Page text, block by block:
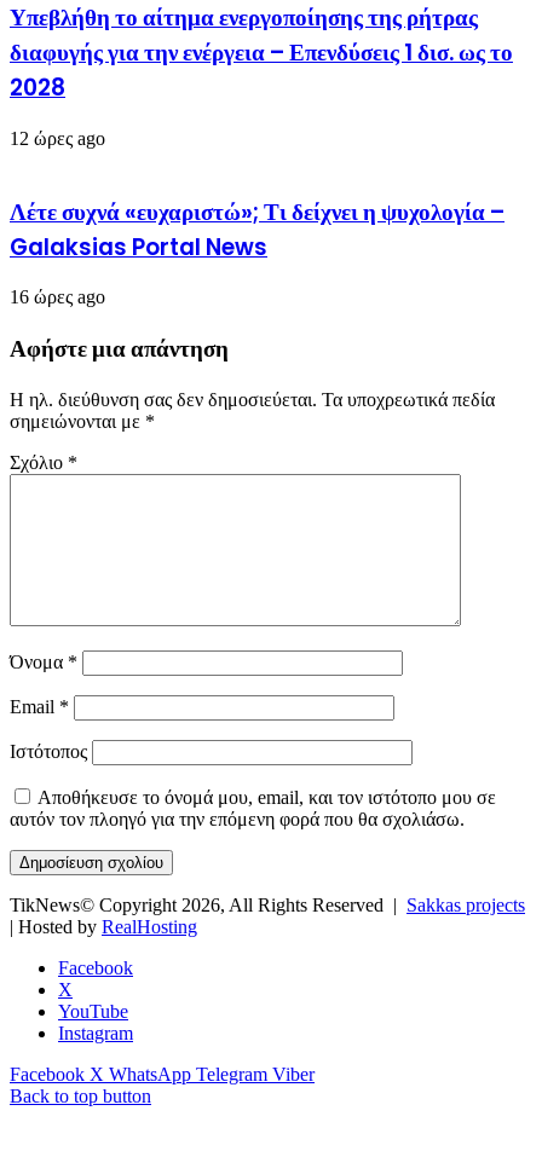
Υπεβλήθη το αίτημα ενεργοποίησης της ρήτρας
διαφυγής για την ενέργεια – Επενδύσεις 1 δισ. ως το
2028
12 ώρες ago
Λέτε συχνά «ευχαριστώ»; Τι δείχνει η ψυχολογία –
Galaksias Portal News
16 ώρες ago
Αφήστε μια απάντηση
Η ηλ. διεύθυνση σας δεν δημοσιεύεται. Τα υποχρεωτικά πεδία
σημειώνονται με *
Σχόλιο *
Όνομα *
Email *
Ιστότοπος
Αποθήκευσε το όνομά μου, email, και τον ιστότοπο μου σε
αυτόν τον πλοηγό για την επόμενη φορά που θα σχολιάσω.
TikNews© Copyright 2026, All Rights Reserved | Sakkas projects
| Hosted by RealHosting
Facebook
X
YouTube
Instagram
Facebook X WhatsApp Telegram Viber
Back to top button